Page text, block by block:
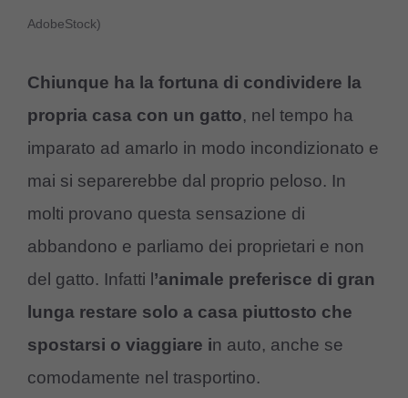
AdobeStock)
Chiunque ha la fortuna di condividere la
propria casa con un gatto, nel tempo ha
imparato ad amarlo in modo incondizionato e
mai si separerebbe dal proprio peloso. In
molti provano questa sensazione di
abbandono e parliamo dei proprietari e non
del gatto. Infatti l’animale preferisce di gran
lunga restare solo a casa piuttosto che
spostarsi o viaggiare in auto, anche se
comodamente nel trasportino.